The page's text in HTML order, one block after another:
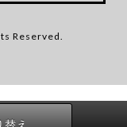
Reserved.
え